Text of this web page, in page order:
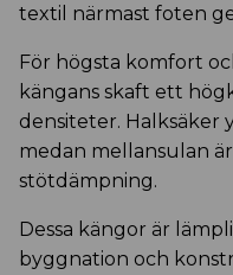
textil närmast foten
För högsta komfort
kängans skaft ett
densiteter. Halksäker
medan mellansulan
stötdämpning.
Dessa kängor är
byggnation och